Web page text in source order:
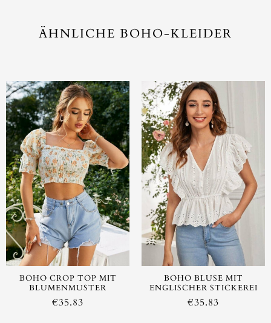
ÄHNLICHE BOHO-KLEIDER
BOHO CROP TOP MIT
BLUMENMUSTER
€35.83
BOHO BLUSE MIT
ENGLISCHER STICKEREI
€35.83